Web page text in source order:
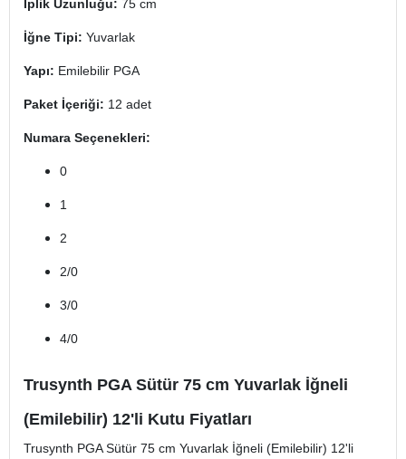
İplik Uzunluğu: 75 cm
İğne Tipi: Yuvarlak
Yapı: Emilebilir PGA
Paket İçeriği: 12 adet
Numara Seçenekleri:
0
1
2
2/0
3/0
4/0
Trusynth PGA Sütür 75 cm Yuvarlak İğneli
(Emilebilir) 12'li Kutu Fiyatları
Trusynth PGA Sütür 75 cm Yuvarlak İğneli (Emilebilir) 12'li